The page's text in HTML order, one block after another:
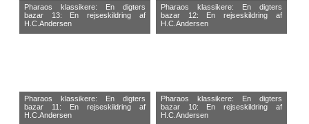
Pharaos klassikere: En digters
bazar 13: En rejseskildring af
H.C.Andersen
Pharaos klassikere: En digters
bazar 12: En rejseskildring af
H.C.Andersen
Pharaos klassikere: En digters
bazar 11: En rejseskildring af
H.C.Andersen
Pharaos klassikere: En digters
bazar 10: En rejseskildring af
H.C.Andersen